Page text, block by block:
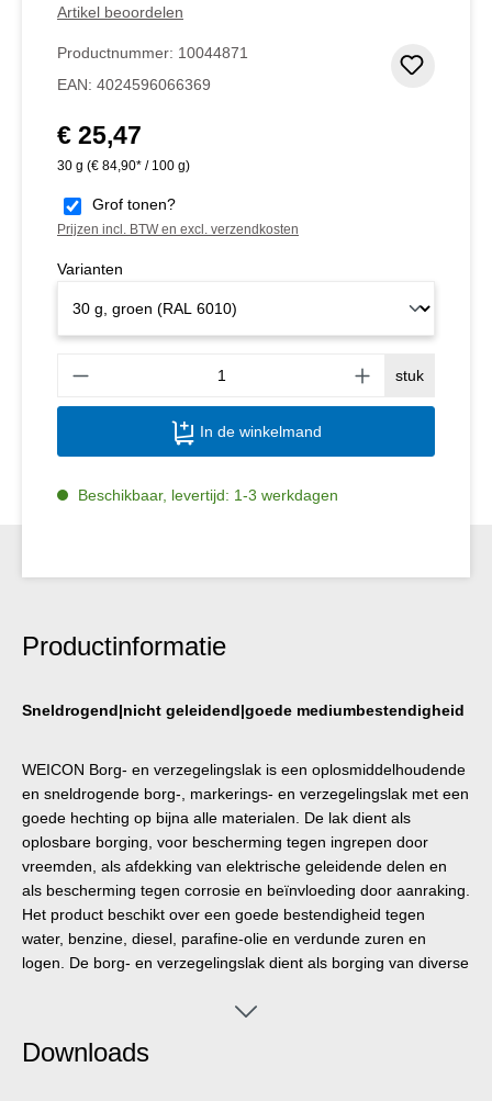
Artikel beoordelen
Productnummer: 10044871
EAN: 4024596066369
Normale prijs:
€ 25,47
30 g (€ 84,90* / 100 g)
Grof tonen?
Prijzen incl. BTW en excl. verzendkosten
Varianten
stuk
In de winkelmand
Beschikbaar, levertijd: 1-3 werkdagen
Productinformatie
Sneldrogend|nicht geleidend|goede mediumbestendigheid
WEICON Borg- en verzegelingslak is een oplosmiddelhoudende
en sneldrogende borg-, markerings- en verzegelingslak met een
goede hechting op bijna alle materialen. De lak dient als
oplosbare borging, voor bescherming tegen ingrepen door
vreemden, als afdekking van elektrische geleidende delen en
als bescherming tegen corrosie en beïnvloeding door aanraking.
Het product beschikt over een goede bestendigheid tegen
water, benzine, diesel, parafine-olie en verdunde zuren en
logen. De borg- en verzegelingslak dient als borging van diverse
en het onbevoegd losdraaien van schroeven en verbindingen,
productcontrole door een lakzegel en dient als visuele controle
Downloads